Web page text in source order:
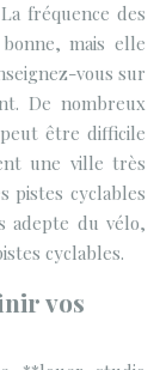
fréquence des
mais elle
vous sur
De nombreux
être difficile
une ville très
pistes cyclables
adepte du vélo,
cyclables.
vos